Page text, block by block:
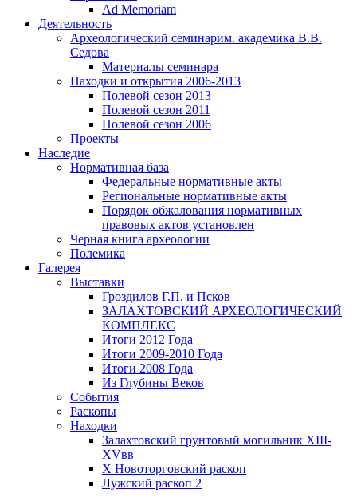
Ad Memoriam
Деятельность
Археологический семинарим. академика В.В.
Седова
Материалы семинара
Находки и открытия 2006-2013
Полевой сезон 2013
Полевой сезон 2011
Полевой сезон 2006
Проекты
Наследие
Нормативная база
Федеральные нормативные акты
Региональные нормативные акты
Порядок обжалования нормативных
правовых актов установлен
Черная книга археологии
Полемика
Галерея
Выставки
Гроздилов Г.П. и Псков
ЗАЛАХТОВСКИЙ АРХЕОЛОГИЧЕСКИЙ
КОМПЛЕКС
Итоги 2012 Года
Итоги 2009-2010 Года
Итоги 2008 Года
Из Глубины Веков
События
Раскопы
Находки
Залахтовский грунтовый могильник XIII-
XVвв
X Новоторговский раскоп
Лужский раскоп 2